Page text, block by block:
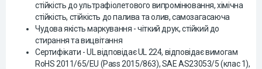
стійкість до ультрафіолетового випромінювання, хімічна
стійкість, стійкість до палива та олив, самозагасаюча
Чудова якість маркування - чіткий друк, стійкий до
стирання та вицвітання
Сертифікати - UL відповідає UL 224, відповідає вимогам
RoHS 2011/65/EU (Pass 2015/863), SAE AS23053/5 (клас 1),